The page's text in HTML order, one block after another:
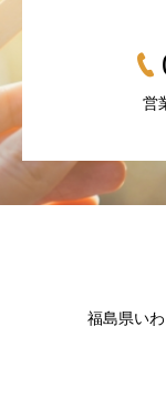
営
福島県い